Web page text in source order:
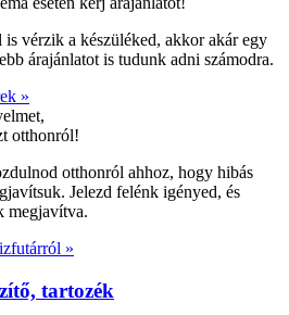
is vérzik a készüléked, akkor akár egy
árajánlatot is tudunk adni számodra.
»
otthonról!
otthonról ahhoz, hogy hibás
Jelezd felénk igényed, és
megjavítva.
»
tartozék